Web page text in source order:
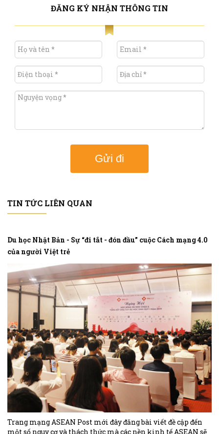
ĐĂNG KÝ NHẬN THÔNG TIN
Gửi đi
TIN TỨC LIÊN QUAN
Du học Nhật Bản - Sự “đi tắt - đón đầu” cuộc Cách mạng 4.0
của người Việt trẻ
Trang mạng ASEAN Post mới đây đăng bài viết đề cập đến
một số nguy cơ và thách thức mà các nền kinh tế ASEAN sẽ